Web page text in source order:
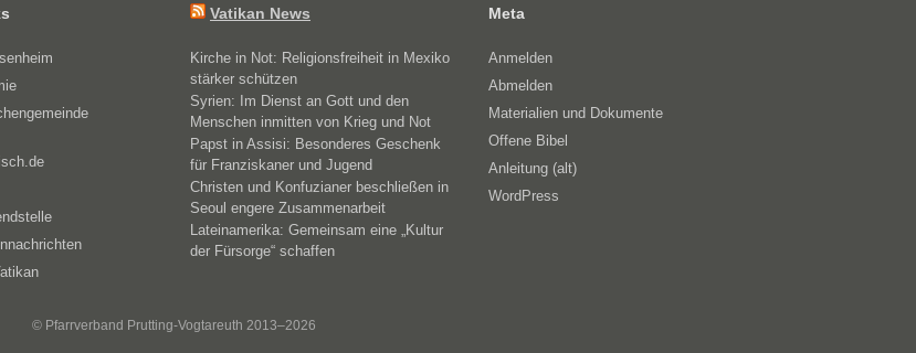
Vatikan News
Kirche in Not: Religionsfreiheit in Mexiko
stärker schützen
Syrien: Im Dienst an Gott und den
Menschen inmitten von Krieg und Not
Papst in Assisi: Besonderes Geschenk
für Franziskaner und Jugend
Christen und Konfuzianer beschließen in
Seoul engere Zusammenarbeit
Lateinamerika: Gemeinsam eine „Kultur
der Fürsorge“ schaffen
Meta
Anmelden
Abmelden
Materialien und Dokumente
Offene Bibel
Anleitung (alt)
WordPress
© Pfarrverband Prutting-Vogtareuth 2013–2026